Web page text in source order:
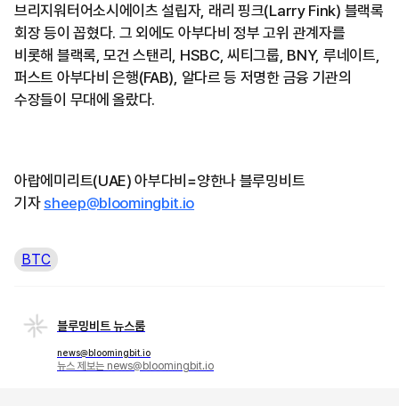
브리지워터어소시에이츠 설립자, 래리 핑크(Larry Fink) 블랙록
회장 등이 꼽혔다. 그 외에도 아부다비 정부 고위 관계자를
비롯해 블랙록, 모건 스탠리, HSBC, 씨티그룹, BNY, 루네이트,
퍼스트 아부다비 은행(FAB), 알다르 등 저명한 금융 기관의
수장들이 무대에 올랐다.
아랍에미리트(UAE) 아부다비=양한나 블루밍비트
기자 sheep@bloomingbit.io
BTC
블루밍비트 뉴스룸
news@bloomingbit.io
뉴스 제보는 news@bloomingbit.io